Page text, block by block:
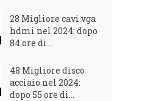
28 Migliore cavi vga
hdmi nel 2024: dopo
84 ore di...
48 Migliore disco
acciaio nel 2024:
dopo 55 ore di...